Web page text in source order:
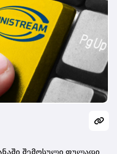
შემოსული ფულადი